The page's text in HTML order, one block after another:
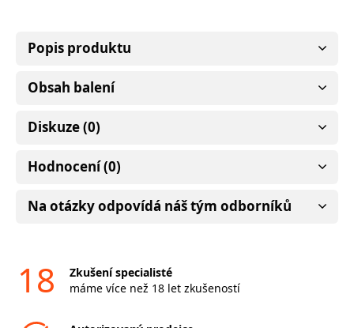
Popis produktu
Obsah balení
Diskuze (0)
Hodnocení (0)
Na otázky odpovídá náš tým odborníků
18
Zkušení specialisté
máme více než 18 let zkušeností